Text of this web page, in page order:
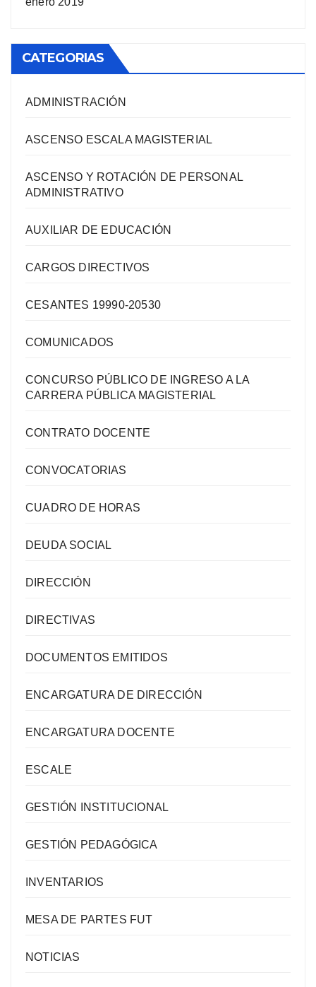
CATEGORIAS
ADMINISTRACIÓN
ASCENSO ESCALA MAGISTERIAL
ASCENSO Y ROTACIÓN DE PERSONAL
ADMINISTRATIVO
AUXILIAR DE EDUCACIÓN
CARGOS DIRECTIVOS
CESANTES 19990-20530
COMUNICADOS
CONCURSO PÚBLICO DE INGRESO A LA
CARRERA PÚBLICA MAGISTERIAL
CONTRATO DOCENTE
CONVOCATORIAS
CUADRO DE HORAS
DEUDA SOCIAL
DIRECCIÓN
DIRECTIVAS
DOCUMENTOS EMITIDOS
ENCARGATURA DE DIRECCIÓN
ENCARGATURA DOCENTE
ESCALE
GESTIÓN INSTITUCIONAL
GESTIÓN PEDAGÓGICA
INVENTARIOS
MESA DE PARTES FUT
NOTICIAS